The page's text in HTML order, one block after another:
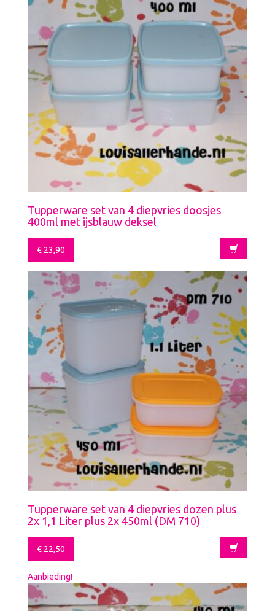
Tupperware set van 4 diepvries doosjes
400ml met ijsblauw deksel
€ 23,90
Tupperware set van 4 diepvries dozen plus
2x 1,1 Liter plus 2x 450ml (DM 710)
€ 22,50
Aanbieding!